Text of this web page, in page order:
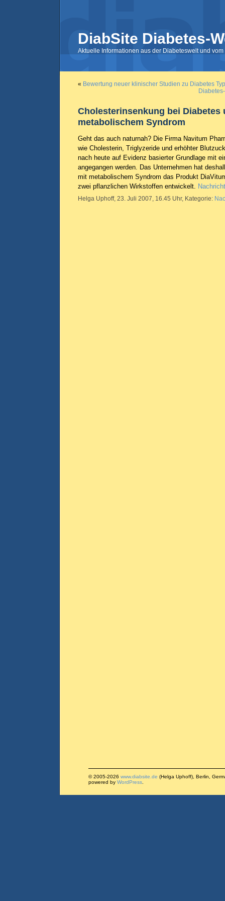
DiabSite Diabetes-
Aktuelle Informationen aus der Diabeteswelt und
« Bewertung neuer klinischer Studien zu Diabetes
Cholesterinsenkung bei Diabetes
metabolischem Syndrom
Geht das auch naturnah? Die Firma Navitum
wie Cholesterin, Triglyzeride und erhöhter
nach heute auf Evidenz basierter Grundlage mit
angegangen werden. Das Unternehmen hat
mit metabolischem Syndrom das Produkt
zwei pflanzlichen Wirkstoffen entwickelt.
Helga Uphoff, 23. Juli 2007, 16.45 Uhr, Kategorie:
© 2005-2026 www.diabsite.de (Helga Uphoff), Berlin,
powered by WordPress.